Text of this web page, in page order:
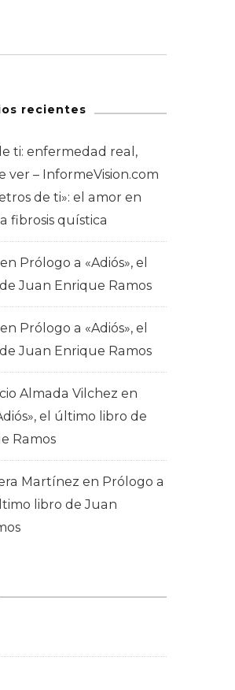
recientes
ti: enfermedad real,
ver – InformeVision.com
de ti»: el amor en
fibrosis quística
en Prólogo a «Adiós», el
Juan Enrique Ramos
en Prólogo a «Adiós», el
Juan Enrique Ramos
Almada Vilchez en
el último libro de
Ramos
Martínez en Prólogo a
libro de Juan